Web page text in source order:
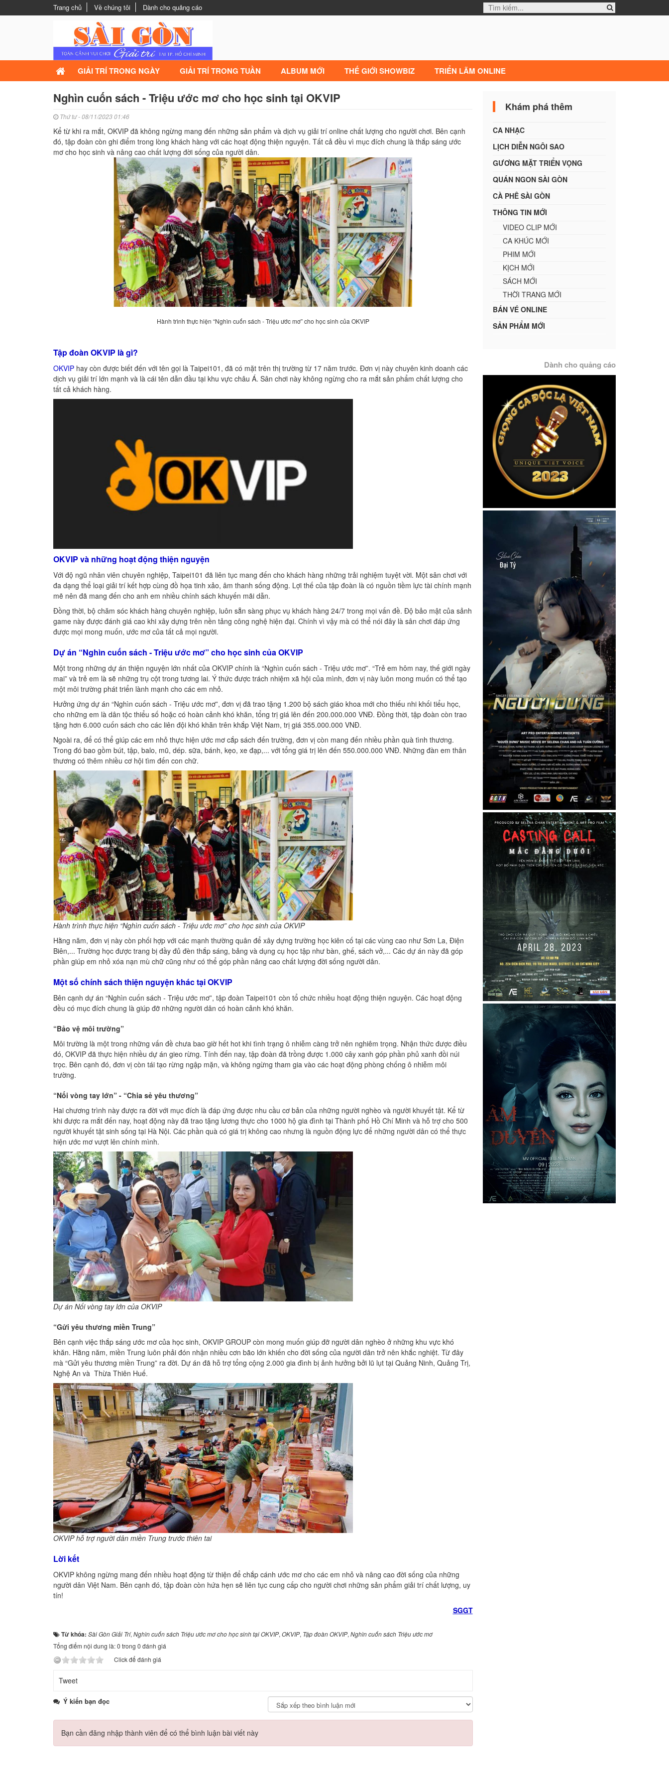
Trang chủ Về chúng tôi Dành cho quảng cáo
GIẢI TRÍ TRONG NGÀY GIẢI TRÍ TRONG TUẦN ALBUM MỚI THẾ GIỚI SHOWBIZ TRIỂN LÃM ONLINE
Nghìn cuốn sách - Triệu ước mơ cho học sinh tại OKVIP
Thứ tư - 08/11/2023 01:46
Kể từ khi ra mắt, OKVIP đã không ngừng mang đến những sản phẩm và dịch vụ giải trí online chất lượng cho người chơi. Bên cạnh
đó, tập đoàn còn ghi điểm trong lòng khách hàng với các hoạt động thiện nguyện. Tất cả đều vì mục đích chung là thắp sáng ước
mơ cho học sinh và nâng cao chất lượng đời sống của người dân.
Hành trình thực hiện “Nghìn cuốn sách - Triệu ước mơ” cho học sinh của OKVIP
Tập đoàn OKVIP là gì?
OKVIP hay còn được biết đến với tên gọi là Taipei101, đã có mặt trên thị trường từ 17 năm trước. Đơn vị này chuyên kinh doanh các
dịch vụ giải trí lớn mạnh và là cái tên dẫn đầu tại khu vực châu Á. Sân chơi này không ngừng cho ra mắt sản phẩm chất lượng cho
tất cả khách hàng.
OKVIP và những hoạt động thiện nguyện
Với độ ngũ nhân viên chuyên nghiệp, Taipei101 đã liên tục mang đến cho khách hàng những trải nghiệm tuyệt vời. Một sân chơi với
đa dạng thể loại giải trí kết hợp cùng đồ họa tinh xảo, âm thanh sống động. Lợi thế của tập đoàn là có nguồn tiềm lực tài chính mạnh
mẽ nên đã mang đến cho anh em nhiều chính sách khuyến mãi dẫn.
Đồng thời, bộ chăm sóc khách hàng chuyên nghiệp, luôn sẵn sàng phục vụ khách hàng 24/7 trong mọi vấn đề. Độ bảo mật của sảnh
game này được đánh giá cao khi xây dựng trên nền tảng công nghệ hiện đại. Chính vì vậy mà có thể nói đây là sân chơi đáp ứng
được mọi mong muốn, ước mơ của tất cả mọi người.
Dự án “Nghìn cuốn sách - Triệu ước mơ” cho học sinh của OKVIP
Một trong những dự án thiện nguyện lớn nhất của OKVIP chính là “Nghìn cuốn sách - Triệu ước mơ”. “Trẻ em hôm nay, thế giới ngày
mai” và trẻ em là sẽ những trụ cột trong tương lai. Ý thức được trách nhiệm xã hội của mình, đơn vị này luôn mong muốn có thể tạo
một môi trường phát triển lành mạnh cho các em nhỏ.
Hưởng ứng dự án “Nghìn cuốn sách - Triệu ước mơ”, đơn vị đã trao tặng 1.200 bộ sách giáo khoa mới cho thiếu nhi khối tiểu học,
cho những em là dân tộc thiểu số hoặc có hoàn cảnh khó khăn, tổng trị giá lên đến 200.000.000 VNĐ. Đồng thời, tập đoàn còn trao
tặng hơn 6.000 cuốn sách cho các liên đội khó khăn trên khắp Việt Nam, trị giá 355.000.000 VNĐ.
Ngoài ra, để có thể giúp các em nhỏ thực hiện ước mơ cắp sách đến trường, đơn vị còn mang đến nhiều phần quà tình thương.
Trong đó bao gồm bút, tập, balo, mũ, dép. sữa, bánh, kẹo, xe đạp,... với tổng giá trị lên đến 550.000.000 VNĐ. Những đàn em thân
thương có thêm nhiều cơ hội tìm đến con chữ.
Hành trình thực hiện “Nghìn cuốn sách - Triệu ước mơ” cho học sinh của OKVIP
Hằng năm, đơn vị này còn phối hợp với các mạnh thường quân để xây dựng trường học kiên cố tại các vùng cao như Sơn La, Điện
Biên,... Trường học được trang bị đầy đủ đèn thắp sáng, bảng và dụng cụ học tập như bàn, ghế, sách vở,... Các dự án này đã góp
phần giúp em nhỏ xóa nạn mù chữ cũng như có thể góp phần nâng cao chất lượng đời sống người dân.
Một số chính sách thiện nguyện khác tại OKVIP
Bên cạnh dự án “Nghìn cuốn sách - Triệu ước mơ”, tập đoàn Taipei101 còn tổ chức nhiều hoạt động thiện nguyện. Các hoạt động
đều có mục đích chung là giúp đỡ những người dân có hoàn cảnh khó khăn.
“Bảo vệ môi trường”
Môi trường là một trong những vấn đề chưa bao giờ hết hot khi tình trạng ô nhiễm càng trở nên nghiêm trọng. Nhận thức được điều
đó, OKVIP đã thực hiện nhiều dự án gieo rừng. Tính đến nay, tập đoàn đã trồng được 1.000 cây xanh góp phần phủ xanh đồi núi
trọc. Bên cạnh đó, đơn vị còn tái tạo rừng ngập mặn, và không ngừng tham gia vào các hoạt động phòng chống ô nhiễm môi
trường.
“Nối vòng tay lớn” - “Chia sẻ yêu thương”
Hai chương trình này được ra đời với mục đích là đáp ứng được nhu cầu cơ bản của những người nghèo và người khuyết tật. Kể từ
khi được ra mắt đến nay, hoạt động này đã trao tặng lương thực cho 1000 hộ gia đình tại Thành phố Hồ Chí Minh và hỗ trợ cho 500
người khuyết tật sinh sống tại Hà Nội. Các phần quà có giá trị không cao nhưng là nguồn động lực để những người dân có thể thực
hiện ước mơ vượt lên chính mình.
Dự án Nối vòng tay lớn của OKVIP
“Gửi yêu thương miền Trung”
Bên cạnh việc thắp sáng ước mơ của học sinh, OKVIP GROUP còn mong muốn giúp đỡ người dân nghèo ở những khu vực khó
khăn. Hằng năm, miền Trung luôn phải đón nhận nhiều cơn bão lớn khiến cho đời sống của người dân trở nên khắc nghiệt. Từ đây
mà “Gửi yêu thương miền Trung” ra đời. Dự án đã hỗ trợ tổng cộng 2.000 gia đình bị ảnh hưởng bởi lũ lụt tại Quảng Ninh, Quảng Trị,
Nghệ An và Thừa Thiên Huế.
OKVIP hỗ trợ người dân miền Trung trước thiên tai
Lời kết
OKVIP không ngừng mang đến nhiều hoạt động từ thiện để chắp cánh ước mơ cho các em nhỏ và nâng cao đời sống của những
người dân Việt Nam. Bên cạnh đó, tập đoàn còn hứa hẹn sẽ liên tục cung cấp cho người chơi những sản phẩm giải trí chất lượng, uy
tín!
SGGT
Từ khóa: Sài Gòn Giải Trí, Nghìn cuốn sách Triệu ước mơ cho học sinh tại OKVIP, OKVIP, Tập đoàn OKVIP, Nghìn cuốn sách Triệu ước mơ
Tổng điểm nội dung là: 0 trong 0 đánh giá
Click để đánh giá
Tweet
Ý kiến bạn đọc
Bạn cần đăng nhập thành viên để có thể bình luận bài viết này
Khám phá thêm
CA NHẠC
LỊCH DIỄN NGÔI SAO
GƯƠNG MẶT TRIỂN VỌNG
QUÁN NGON SÀI GÒN
CÀ PHÊ SÀI GÒN
THÔNG TIN MỚI
VIDEO CLIP MỚI
CA KHÚC MỚI
PHIM MỚI
KỊCH MỚI
SÁCH MỚI
THỜI TRANG MỚI
BÁN VÉ ONLINE
SẢN PHẨM MỚI
Dành cho quảng cáo